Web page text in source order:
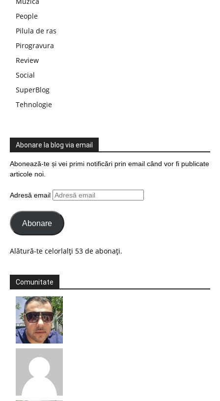
People
Pilula de ras
Pirogravura
Review
Social
SuperBlog
Tehnologie
Abonare la blog via email
Abonează-te și vei primi notificări prin email când vor fi publicate
articole noi.
Adresă email
Abonare
Alătură-te celorlalți 53 de abonați.
Comunitate